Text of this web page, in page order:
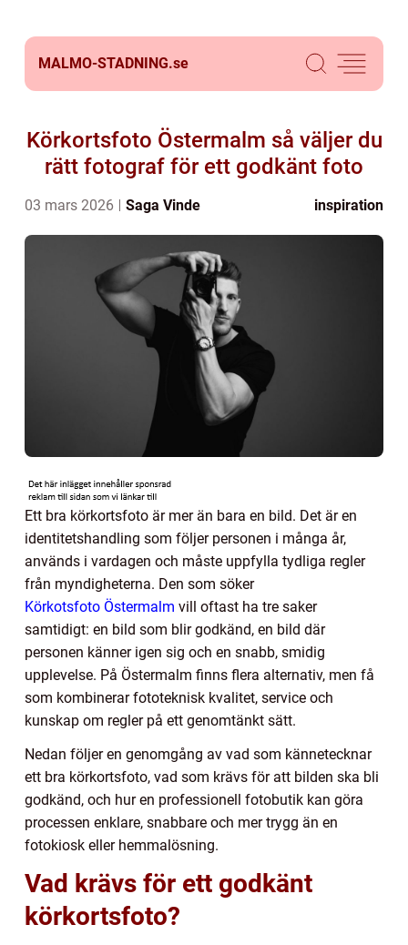
MALMO-STADNING.se
Körkortsfoto Östermalm så väljer du
rätt fotograf för ett godkänt foto
03 mars 2026 Saga Vinde inspiration
Ett bra körkortsfoto är mer än bara en bild. Det är en
identitetshandling som följer personen i många år,
används i vardagen och måste uppfylla tydliga regler
från myndigheterna. Den som söker
Körkotsfoto Östermalm vill oftast ha tre saker
samtidigt: en bild som blir godkänd, en bild där
personen känner igen sig och en snabb, smidig
upplevelse. På Östermalm finns flera alternativ, men få
som kombinerar fototeknisk kvalitet, service och
kunskap om regler på ett genomtänkt sätt.
Nedan följer en genomgång av vad som kännetecknar
ett bra körkortsfoto, vad som krävs för att bilden ska bli
godkänd, och hur en professionell fotobutik kan göra
processen enklare, snabbare och mer trygg än en
fotokiosk eller hemmalösning.
Vad krävs för ett godkänt
körkortsfoto?